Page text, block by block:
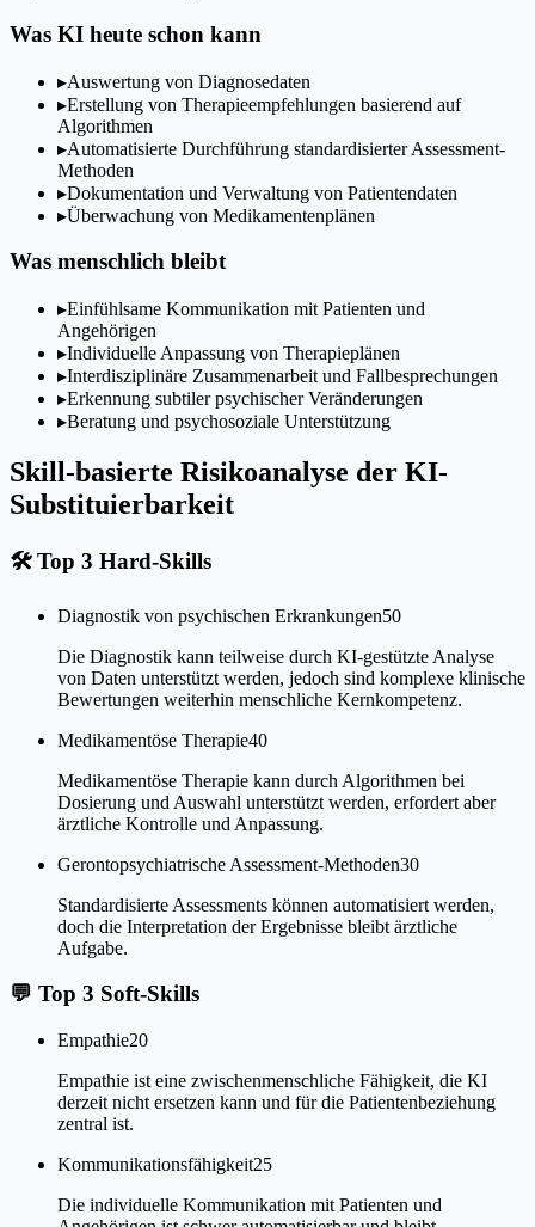
Was KI heute schon kann
▸Auswertung von Diagnosedaten
▸Erstellung von Therapieempfehlungen basierend auf
Algorithmen
▸Automatisierte Durchführung standardisierter Assessment-
Methoden
▸Dokumentation und Verwaltung von Patientendaten
▸Überwachung von Medikamentenplänen
Was menschlich bleibt
▸Einfühlsame Kommunikation mit Patienten und
Angehörigen
▸Individuelle Anpassung von Therapieplänen
▸Interdisziplinäre Zusammenarbeit und Fallbesprechungen
▸Erkennung subtiler psychischer Veränderungen
▸Beratung und psychosoziale Unterstützung
Skill-basierte Risikoanalyse der KI-
Substituierbarkeit
🛠Top 3 Hard-Skills
Diagnostik von psychischen Erkrankungen50
Die Diagnostik kann teilweise durch KI-gestützte Analyse
von Daten unterstützt werden, jedoch sind komplexe klinische
Bewertungen weiterhin menschliche Kernkompetenz.
Medikamentöse Therapie40
Medikamentöse Therapie kann durch Algorithmen bei
Dosierung und Auswahl unterstützt werden, erfordert aber
ärztliche Kontrolle und Anpassung.
Gerontopsychiatrische Assessment-Methoden30
Standardisierte Assessments können automatisiert werden,
doch die Interpretation der Ergebnisse bleibt ärztliche
Aufgabe.
💬 Top 3 Soft-Skills
Empathie20
Empathie ist eine zwischenmenschliche Fähigkeit, die KI
derzeit nicht ersetzen kann und für die Patientenbeziehung
zentral ist.
Kommunikationsfähigkeit25
Die individuelle Kommunikation mit Patienten und